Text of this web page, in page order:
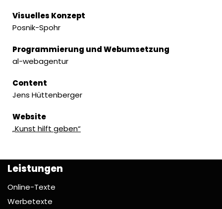
Visuelles Konzept
Posnik-Spohr
Programmierung und Webumsetzung
al-webagentur
Content
Jens Hüttenberger
Website
„Kunst hilft geben“
Leistungen
Online-Texte
Werbetexte